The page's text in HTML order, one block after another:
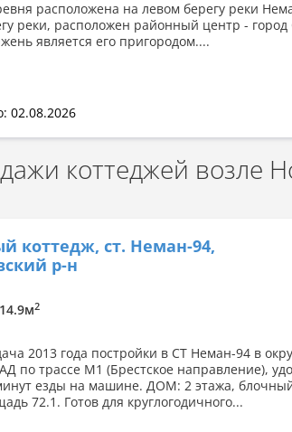
расположена на левом берегу реки
реки, расположен районный центр -
является его пригородом....
02.08.2026
коттеджей возле
коттедж, ст. Неман-94,
р-н
2
2013 года постройки в СТ Неман-94 в
по трассе М1 (Брестское направление),
езды на машине. ДОМ: 2 этажа,
72.1. Готов для круглогодичного...